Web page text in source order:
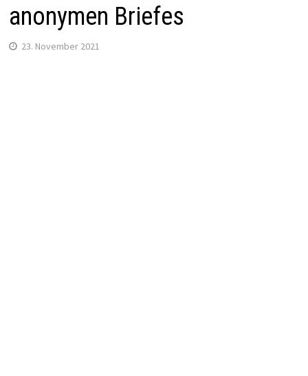
anonymen Briefes
23. November 2021